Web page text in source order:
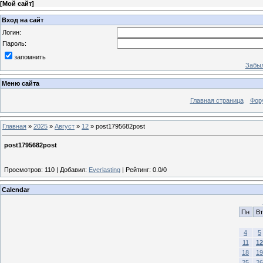
[Мой сайт]
Вход на сайт
Логин:
Пароль:
запомнить
Меню сайта
Главная страница
Главная » 2025 » Август » 12 » post1795682post
post1795682post
Просмотров: 110 | Добавил: Everlasting | Рейтинг: 0.0/0
Calendar
Пн
Вт
4
5
11
12
18
19